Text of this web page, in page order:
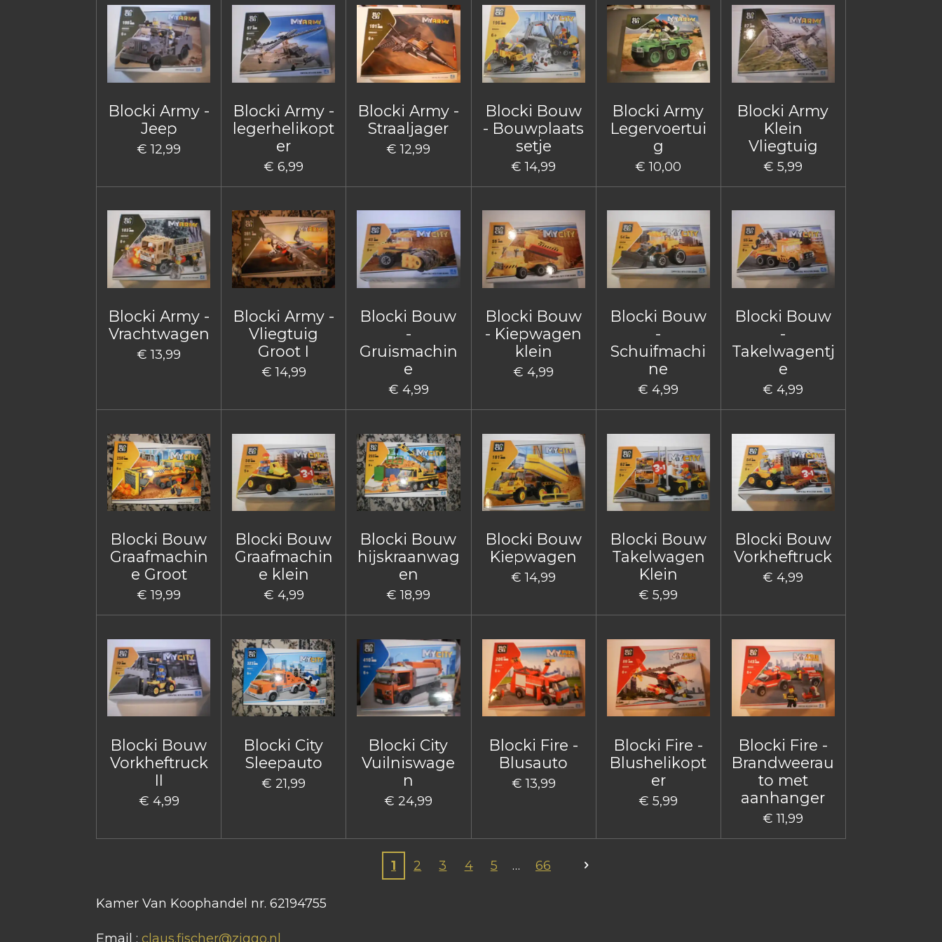
Blocki Army -
Jeep
€ 12,99
Blocki Army -
legerhelikopt
er
€ 6,99
Blocki Army -
Straaljager
€ 12,99
Blocki Bouw
- Bouwplaats
setje
€ 14,99
Blocki Army
Legervoertui
g
€ 10,00
Blocki Army
Klein
Vliegtuig
€ 5,99
Blocki Army -
Vrachtwagen
€ 13,99
Blocki Army -
Vliegtuig
Groot I
€ 14,99
Blocki Bouw
-
Gruismachin
e
€ 4,99
Blocki Bouw
- Kiepwagen
klein
€ 4,99
Blocki Bouw
-
Schuifmachi
ne
€ 4,99
Blocki Bouw
-
Takelwagentj
e
€ 4,99
Blocki Bouw
Graafmachin
e Groot
€ 19,99
Blocki Bouw
Graafmachin
e klein
€ 4,99
Blocki Bouw
hijskraanwag
en
€ 18,99
Blocki Bouw
Kiepwagen
€ 14,99
Blocki Bouw
Takelwagen
Klein
€ 5,99
Blocki Bouw
Vorkheftruck
€ 4,99
Blocki Bouw
Vorkheftruck
II
€ 4,99
Blocki City
Sleepauto
€ 21,99
Blocki City
Vuilniswage
n
€ 24,99
Blocki Fire -
Blusauto
€ 13,99
Blocki Fire -
Blushelikopt
er
€ 5,99
Blocki Fire -
Brandweerau
to met
aanhanger
€ 11,99
1 2 3 4 5 66
Kamer Van Koophandel nr. 62194755
Email : claus.fischer@ziggo.nl